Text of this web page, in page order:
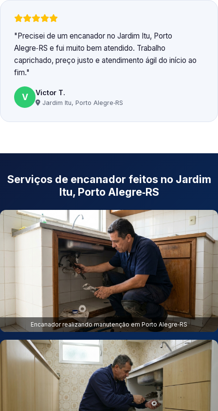
Precisei de um encanador no Jardim Itu, Porto
Alegre‑RS e fui muito bem atendido. Trabalho
caprichado, preço justo e atendimento ágil do início ao
fim.
V Victor T.
Jardim Itu, Porto Alegre‑RS
Serviços de encanador feitos no Jardim
Itu, Porto Alegre‑RS
Encanador realizando manutenção em Porto Alegre‑RS